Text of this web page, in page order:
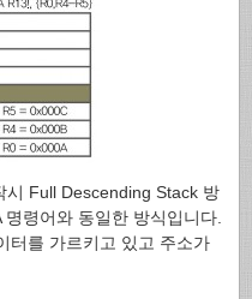
시 Full Descending Stack 방
령어와 동일한 방식입니다.
터를 가르키고 있고 주소가